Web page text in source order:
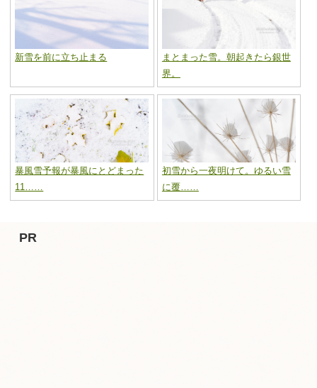
新雪を前に立ち止まる
まとまった雪。朝起きたら銀世
界。
暴風雪予報が暴風にとどまった
11……
初雪から一夜明けて。ゆるい雪
に覆……
PR